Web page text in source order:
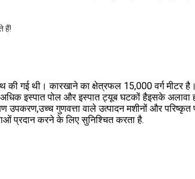
हैं!
गई थी। कारखाने का क्षेत्रफल 15,000 वर्ग मीटर
इस्पात पोल और इस्पात ट्यूब घटकों हैइसके अलावा
गुणवत्ता वाले उत्पादन मशीनों और परिष्कृत
प्रदान करने के लिए सुनिश्चित करता है.